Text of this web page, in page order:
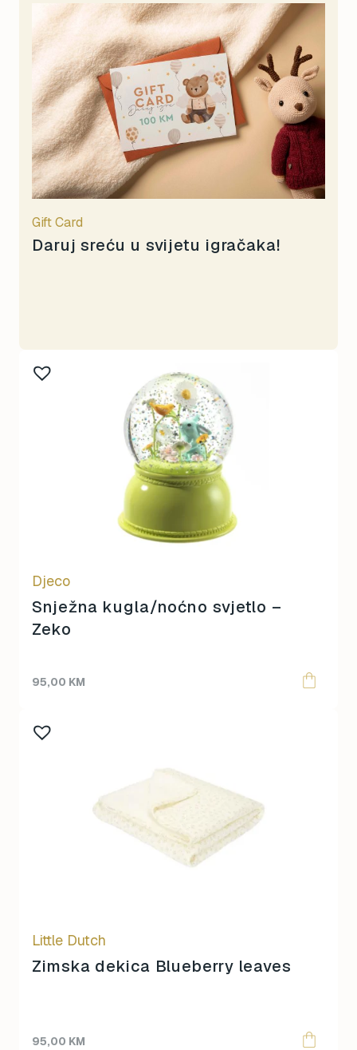
Gift Card
Daruj sreću u svijetu igračaka!
Djeco
Snježna kugla/noćno svjetlo –
Zeko
95,00 KM
Little Dutch
Zimska dekica Blueberry leaves
95,00 KM